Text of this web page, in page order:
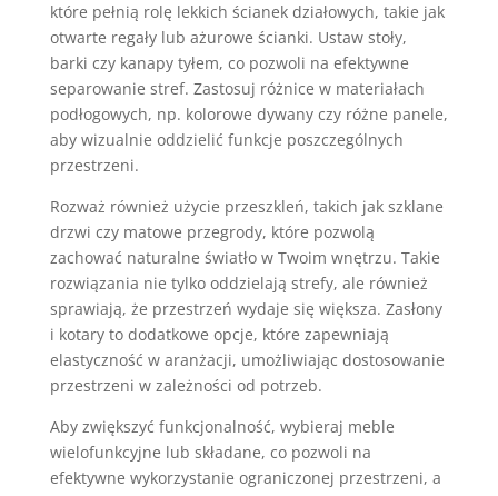
które pełnią rolę lekkich ścianek działowych, takie jak
otwarte regały lub ażurowe ścianki. Ustaw stoły,
barki czy kanapy tyłem, co pozwoli na efektywne
separowanie stref. Zastosuj różnice w materiałach
podłogowych, np. kolorowe dywany czy różne panele,
aby wizualnie oddzielić funkcje poszczególnych
przestrzeni.
Rozważ również użycie przeszkleń, takich jak szklane
drzwi czy matowe przegrody, które pozwolą
zachować naturalne światło w Twoim wnętrzu. Takie
rozwiązania nie tylko oddzielają strefy, ale również
sprawiają, że przestrzeń wydaje się większa. Zasłony
i kotary to dodatkowe opcje, które zapewniają
elastyczność w aranżacji, umożliwiając dostosowanie
przestrzeni w zależności od potrzeb.
Aby zwiększyć funkcjonalność, wybieraj meble
wielofunkcyjne lub składane, co pozwoli na
efektywne wykorzystanie ograniczonej przestrzeni, a